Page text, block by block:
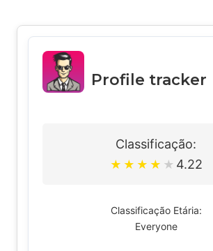
Profile tracker
Classificação:
★ ★ ★ ★ ★ 4.22
Classificação Etária:
Everyone